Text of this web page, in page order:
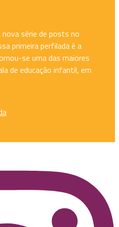
série de posts no
primeira perfilada é a
se uma das maiores
de educação infantil, em